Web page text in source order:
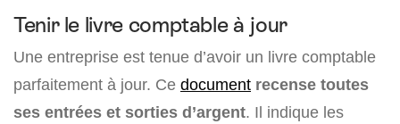
Tenir le livre comptable à jour
Une entreprise est tenue d’avoir un livre comptable
parfaitement à jour. Ce document recense toutes
ses entrées et sorties d’argent. Il indique les